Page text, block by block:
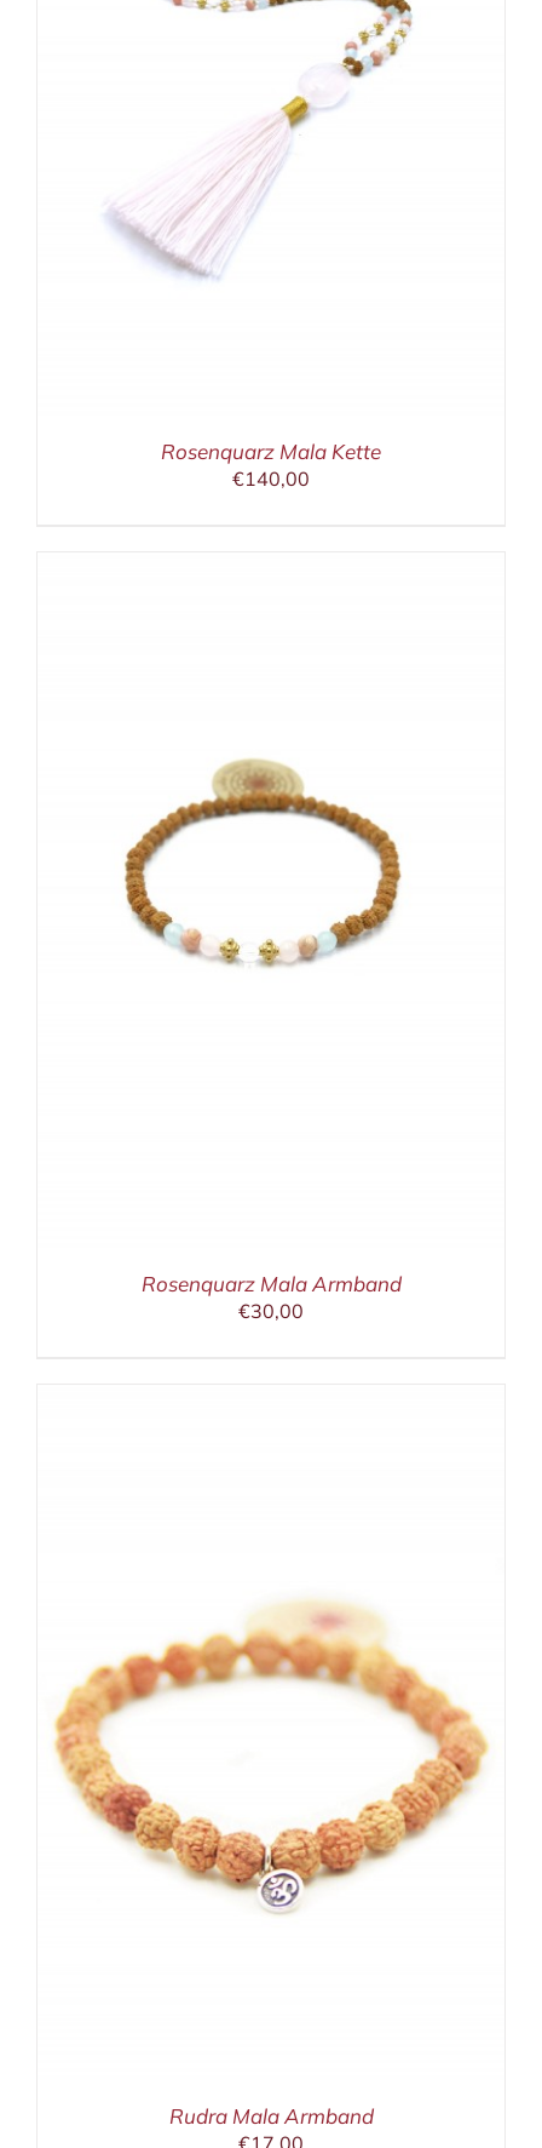
Rosenquarz Mala Kette
€140,00
Rosenquarz Mala Armband
€30,00
Rudra Mala Armband
€17,00